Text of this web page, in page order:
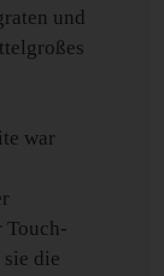
und
war
Touch-
die